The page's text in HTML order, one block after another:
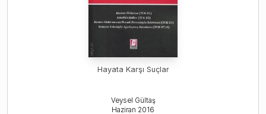
Hayata Karşı Suçlar
Veysel Gültaş
Haziran 2016